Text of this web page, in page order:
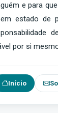
e para
estado de
por si
Início